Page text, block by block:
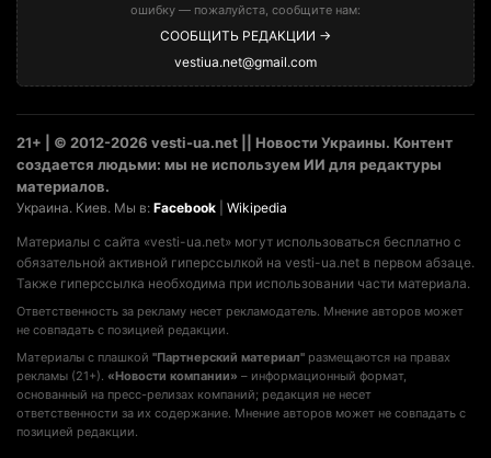
ошибку — пожалуйста, сообщите нам:
СООБЩИТЬ РЕДАКЦИИ →
vestiua.net@gmail.com
21+ | © 2012-2026 vesti-ua.net || Новости Украины. Контент
создается людьми: мы не используем ИИ для редактуры
материалов.
Украина. Киев. Мы в: Facebook Wikipedia
Материалы с сайта «vesti-ua.net» могут использоваться бесплатно с
обязательной активной гиперссылкой на vesti-ua.net в первом абзаце.
Также гиперссылка необходима при использовании части материала.
Ответственность за рекламу несет рекламодатель. Мнение авторов может
не совпадать с позицией редакции.
Материалы с плашкой "Партнерский материал" размещаются на правах
рекламы (21+). «Новости компании» – информационный формат,
основанный на пресс-релизах компаний; редакция не несет
ответственности за их содержание. Мнение авторов может не совпадать с
позицией редакции.